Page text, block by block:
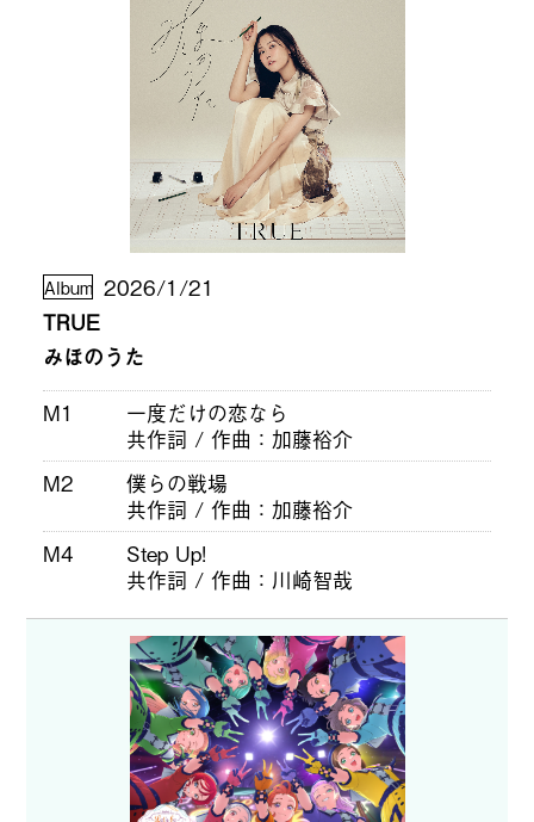
Album 2026/1/21
TRUE
みほのうた
M1
一度だけの恋なら
共作詞 / 作曲
加藤裕介
M2
僕らの戦場
共作詞 / 作曲
加藤裕介
M4
Step Up!
共作詞 / 作曲
川崎智哉